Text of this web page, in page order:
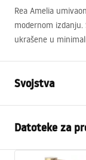
Rea Amelia
modernom izdanju.
ukrašene u
Svojstva
Materijal
Boja
Datoteke za